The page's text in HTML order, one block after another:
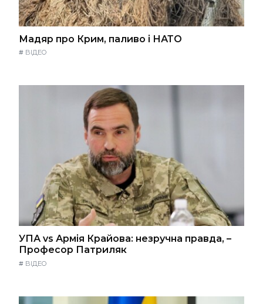
Мадяр про Крим, паливо і НАТО
# ВІДЕО
УПА vs Армія Крайова: незручна правда, –
Професор Патриляк
# ВІДЕО